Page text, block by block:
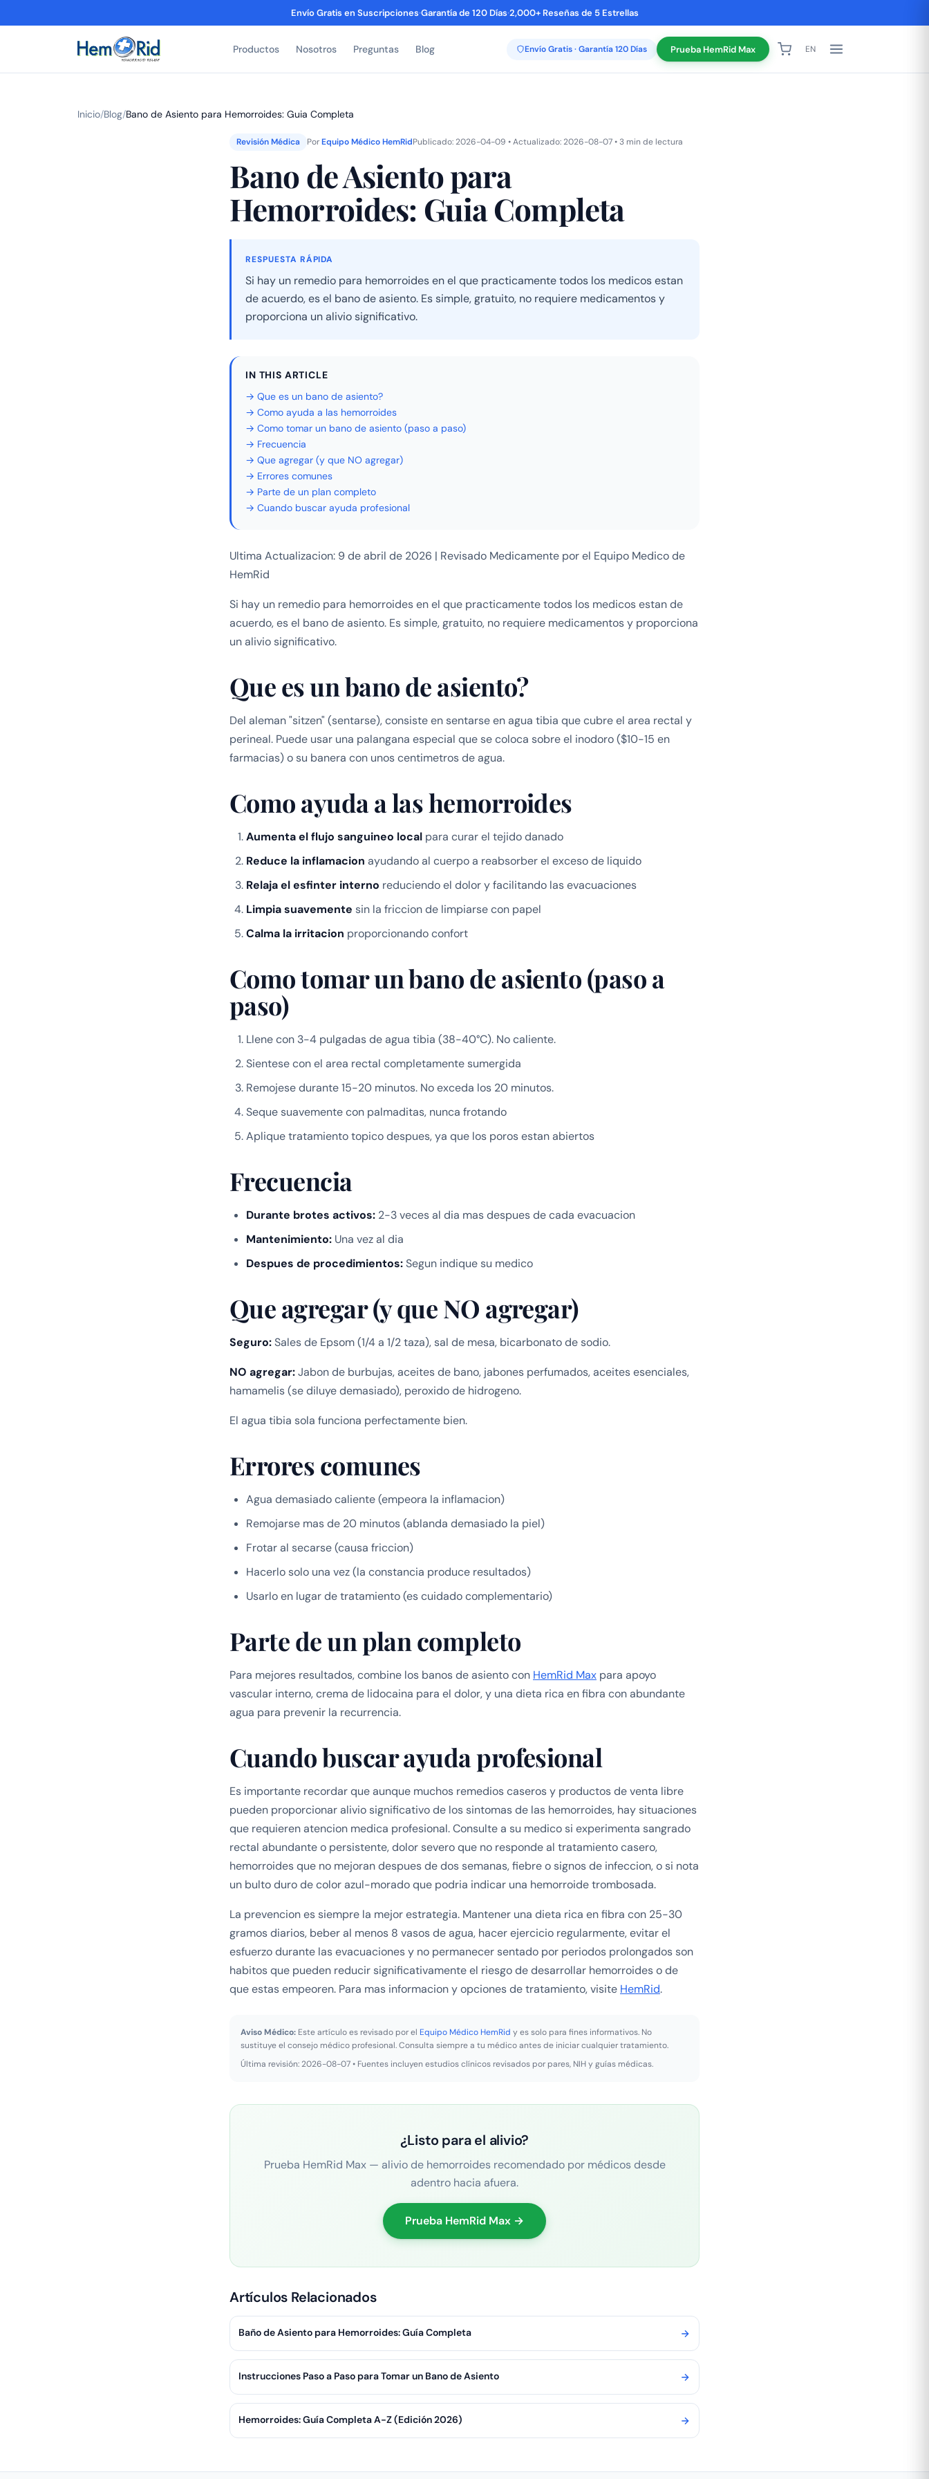
Envío Gratis en Suscripciones·Garantía de 120 Días·2,000+ Reseñas de 5 Estrellas
Productos Nosotros Preguntas Blog Envío Gratis · Garantía 120 Días Prueba HemRid Max EN
Inicio/Blog/Bano de Asiento para Hemorroides: Guia Completa
Revisión Médica PorEquipo Médico HemRidPublicado: 2026-04-09 • Actualizado: 2026-08-07 • 3 min de lectura
Bano de Asiento para
Hemorroides: Guia Completa
RESPUESTA RÁPIDA
Si hay un remedio para hemorroides en el que practicamente todos los medicos estan
de acuerdo, es el bano de asiento. Es simple, gratuito, no requiere medicamentos y
proporciona un alivio significativo.
IN THIS ARTICLE
→ Que es un bano de asiento?
→ Como ayuda a las hemorroides
→ Como tomar un bano de asiento (paso a paso)
→ Frecuencia
→ Que agregar (y que NO agregar)
→ Errores comunes
→ Parte de un plan completo
→ Cuando buscar ayuda profesional
Ultima Actualizacion: 9 de abril de 2026 | Revisado Medicamente por el Equipo Medico de
HemRid
Si hay un remedio para hemorroides en el que practicamente todos los medicos estan de
acuerdo, es el bano de asiento. Es simple, gratuito, no requiere medicamentos y proporciona
un alivio significativo.
Que es un bano de asiento?
Del aleman "sitzen" (sentarse), consiste en sentarse en agua tibia que cubre el area rectal y
perineal. Puede usar una palangana especial que se coloca sobre el inodoro ($10-15 en
farmacias) o su banera con unos centimetros de agua.
Como ayuda a las hemorroides
Aumenta el flujo sanguineo local para curar el tejido danado
Reduce la inflamacion ayudando al cuerpo a reabsorber el exceso de liquido
Relaja el esfinter interno reduciendo el dolor y facilitando las evacuaciones
Limpia suavemente sin la friccion de limpiarse con papel
Calma la irritacion proporcionando confort
Como tomar un bano de asiento (paso a
paso)
Llene con 3-4 pulgadas de agua tibia (38-40°C). No caliente.
Sientese con el area rectal completamente sumergida
Remojese durante 15-20 minutos. No exceda los 20 minutos.
Seque suavemente con palmaditas, nunca frotando
Aplique tratamiento topico despues, ya que los poros estan abiertos
Frecuencia
Durante brotes activos: 2-3 veces al dia mas despues de cada evacuacion
Mantenimiento: Una vez al dia
Despues de procedimientos:Segun indique su medico
Que agregar (y que NO agregar)
Seguro:Sales de Epsom (1/4 a 1/2 taza), sal de mesa, bicarbonato de sodio.
NO agregar:Jabon de burbujas, aceites de bano, jabones perfumados, aceites esenciales,
hamamelis (se diluye demasiado), peroxido de hidrogeno.
El agua tibia sola funciona perfectamente bien.
Errores comunes
Agua demasiado caliente (empeora la inflamacion)
Remojarse mas de 20 minutos (ablanda demasiado la piel)
Frotar al secarse (causa friccion)
Hacerlo solo una vez (la constancia produce resultados)
Usarlo en lugar de tratamiento (es cuidado complementario)
Parte de un plan completo
Para mejores resultados, combine los banos de asiento con HemRid Max para apoyo
vascular interno, crema de lidocaina para el dolor, y una dieta rica en fibra con abundante
agua para prevenir la recurrencia.
Cuando buscar ayuda profesional
Es importante recordar que aunque muchos remedios caseros y productos de venta libre
pueden proporcionar alivio significativo de los sintomas de las hemorroides, hay situaciones
que requieren atencion medica profesional. Consulte a su medico si experimenta sangrado
rectal abundante o persistente, dolor severo que no responde al tratamiento casero,
hemorroides que no mejoran despues de dos semanas, fiebre o signos de infeccion, o si nota
un bulto duro de color azul-morado que podria indicar una hemorroide trombosada.
La prevencion es siempre la mejor estrategia. Mantener una dieta rica en fibra con 25-30
gramos diarios, beber al menos 8 vasos de agua, hacer ejercicio regularmente, evitar el
esfuerzo durante las evacuaciones y no permanecer sentado por periodos prolongados son
habitos que pueden reducir significativamente el riesgo de desarrollar hemorroides o de
que estas empeoren. Para mas informacion y opciones de tratamiento, visite HemRid.
Aviso Médico: Este artículo es revisado por el Equipo Médico HemRid y es solo para fines informativos. No
sustituye el consejo médico profesional. Consulta siempre a tu médico antes de iniciar cualquier tratamiento.
Última revisión: 2026-08-07 • Fuentes incluyen estudios clínicos revisados por pares, NIH y guías médicas.
¿Listo para el alivio?
Prueba HemRid Max — alivio de hemorroides recomendado por médicos desde
adentro hacia afuera.
Prueba HemRid Max →
Artículos Relacionados
Baño de Asiento para Hemorroides: Guía Completa
Instrucciones Paso a Paso para Tomar un Bano de Asiento
Hemorroides: Guía Completa A-Z (Edición 2026)